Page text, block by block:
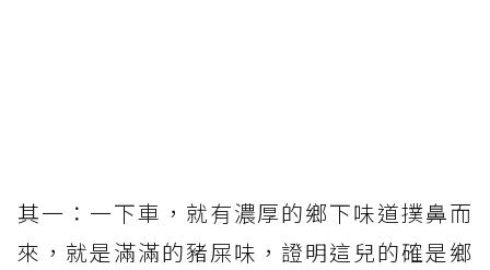
其一：一下車，就有濃厚的鄉下味道撲鼻而
來，就是滿滿的豬屎味，證明這兒的確是鄉